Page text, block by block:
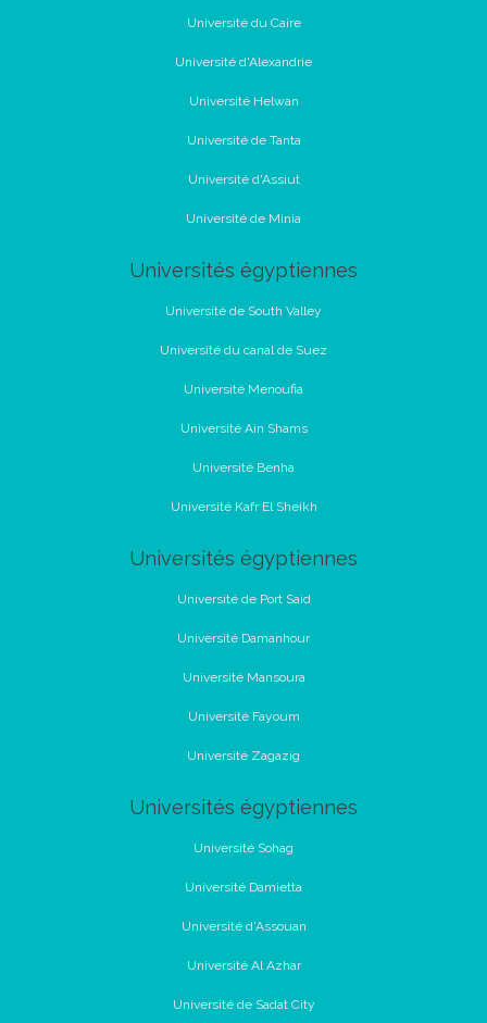
Université du Caire
Université d'Alexandrie
Université Helwan
Université de Tanta
Université d'Assiut
Université de Minia
Universités égyptiennes
Université de South Valley
Université du canal de Suez
Université Menoufia
Université Ain Shams
Université Benha
Université Kafr El Sheikh
Universités égyptiennes
Université de Port Said
Université Damanhour
Université Mansoura
Université Fayoum
Université Zagazig
Universités égyptiennes
Université Sohag
Université Damietta
Université d'Assouan
Université Al Azhar
Université de Sadat City